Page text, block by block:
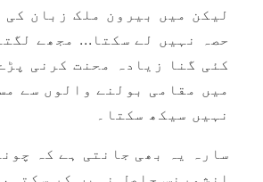
لیکن میں بیرون ملک زبان کی
حصہ نہیں لے سکتا... مجھے
کئی گنا زیادہ محنت کرنی
میں مقامی بولنے والوں سے
نہیں سیکھ سکتا۔
سارہ یہ بھی جانتی ہے کہ
انشورنس حاصل نہیں کر